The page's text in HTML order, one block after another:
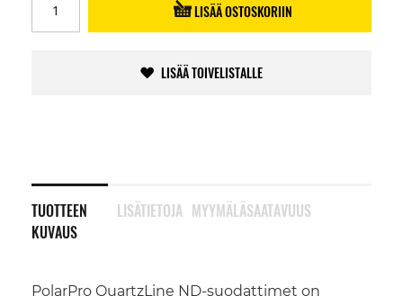
LISÄÄ OSTOSKORIIN
LISÄÄ TOIVELISTALLE
TUOTTEEN
KUVAUS
PolarPro QuartzLine ND-suodattimet on
LISÄTIETOJA MYYMÄLÄSAATAVUUS